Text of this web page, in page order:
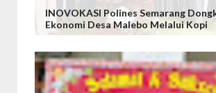
INOVOKASI Polines Semarang
Ekonomi Desa Malebo Melalui Kopi